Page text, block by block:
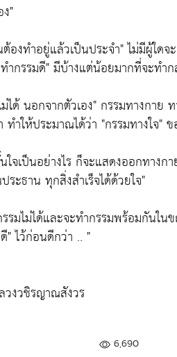
"
องทำอยู่แล้วเป็นประจำ"ไม่มีผู้ใดจ
ำกรรมดี"มีบ้างแต่น้อยมากที่จะทำ
ได้ นอกจากตัวเอง" กรรมทางกาย
ทำให้ประมาณได้ว่า "กรรมทางใจ"ข
ใจเป็นอย่างไร ก็จะแสดงออกทางก
ระธาน ทุกสิ่งสำเร็จได้ด้วยใจ"
รรมไม่ได้และจะทำกรรมพร้อมกันใ
"ไว้ก่อนดีกว่า .. "
วงวชิรญาณสังวร
6,690